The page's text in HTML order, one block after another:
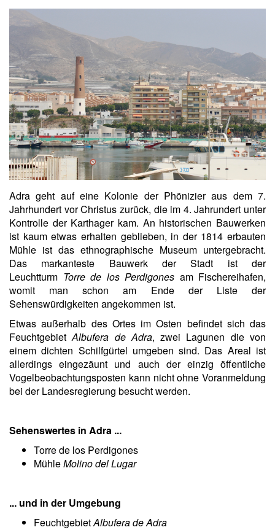
Adra geht auf eine Kolonie der Phönizier aus dem 7.
Jahrhundert vor Christus zurück, die im 4. Jahrundert unter
Kontrolle der Karthager kam. An historischen Bauwerken
ist kaum etwas erhalten geblieben, in der 1814 erbauten
Mühle ist das ethnographische Museum untergebracht.
Das markanteste Bauwerk der Stadt ist der
Leuchtturm Torre de los Perdigones am Fischereihafen,
womit man schon am Ende der Liste der
Sehenswürdigkeiten angekommen ist.
Etwas außerhalb des Ortes im Osten befindet sich das
FeuchtgebietAlbufera de Adra, zwei Lagunen die von
einem dichten Schilfgürtel umgeben sind. Das Areal ist
allerdings eingezäunt und auch der einzig öffentliche
Vogelbeobachtungsposten kann nicht ohne Voranmeldung
bei der Landesregierung besucht werden.
Sehenswertes in Adra ...
Torre de los Perdigones
MühleMolino del Lugar
... und in der Umgebung
FeuchtgebietAlbufera de Adra